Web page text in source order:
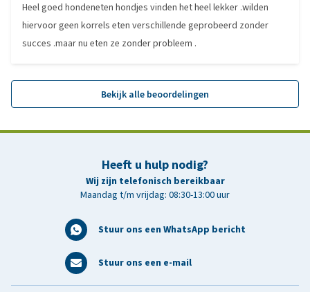
Heel goed hondeneten hondjes vinden het heel lekker .wilden
hiervoor geen korrels eten verschillende geprobeerd zonder
succes .maar nu eten ze zonder probleem .
Bekijk alle beoordelingen
Heeft u hulp nodig?
Wij zijn telefonisch bereikbaar
Maandag t/m vrijdag: 08:30-13:00 uur
Stuur ons een WhatsApp bericht
Stuur ons een e-mail